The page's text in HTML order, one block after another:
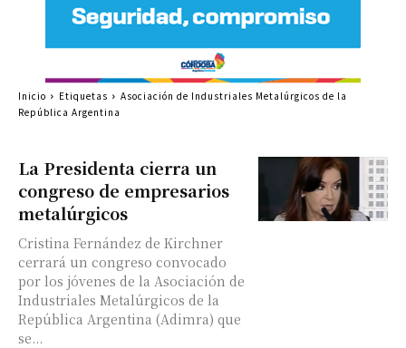
La Presidenta cierra un
congreso de empresarios
metalúrgicos
Cristina Fernández de Kirchner
cerrará un congreso convocado
por los jóvenes de la Asociación de
Industriales Metalúrgicos de la
República Argentina (Adimra) que
se...
Inicio Etiquetas
Asociación de Industriales Metalúrgicos de la
República Argentina